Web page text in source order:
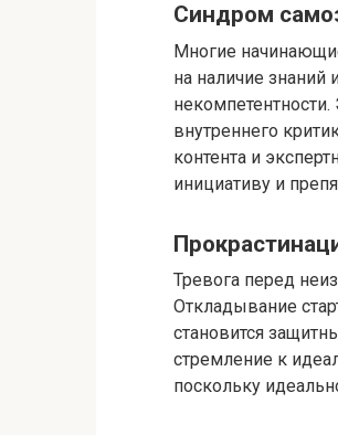
Синдром
Многие
на наличие знаний
внутреннего
контента и
инициативу и
Тревога перед
Откладывание
становится
стремление к
поскольку